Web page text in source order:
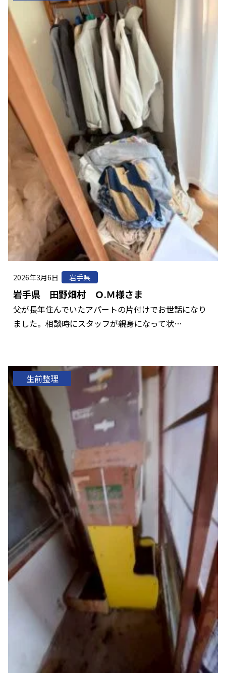
2026年3月6日 岩手県
岩手県 田野畑村 Ｏ.Ｍ様さま
父が長年住んでいたアパートの片付けでお世話になり
ました。相談時にスタッフが親身になって状…
生前整理